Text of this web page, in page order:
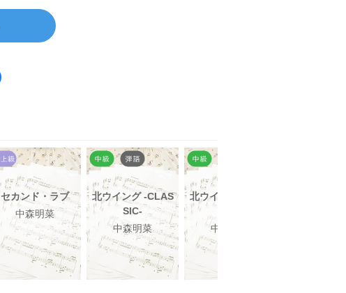
セカンド・ラブ
中森明菜
北ウイング -CLAS
SIC-
中森明菜
北ウイング -CLAS
中森明菜